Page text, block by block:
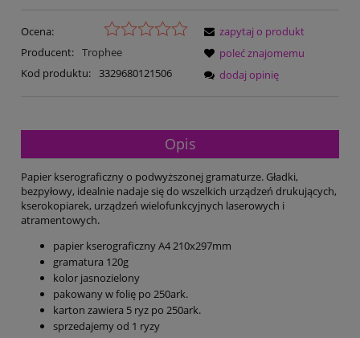
Ocena:
Producent: Trophee
Kod produktu: 3329680121506
zapytaj o produkt
poleć znajomemu
dodaj opinię
Opis
Papier kserograficzny o podwyższonej gramaturze. Gładki,
bezpyłowy, idealnie nadaje się do wszelkich urządzeń drukujących,
kserokopiarek, urządzeń wielofunkcyjnych laserowych i
atramentowych.
papier kserograficzny A4 210x297mm
gramatura 120g
kolor jasnozielony
pakowany w folię po 250ark.
karton zawiera 5 ryz po 250ark.
sprzedajemy od 1 ryzy